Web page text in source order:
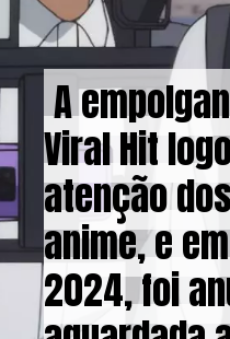
A
Viral Hit
atenção
anime, e
2024, foi
A
Viral Hit
atenção
anime, e
2024, foi